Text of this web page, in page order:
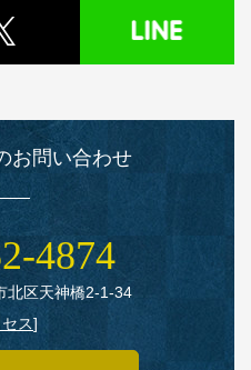
お問い合わせ
北区天神橋2‑1‑34
ス]